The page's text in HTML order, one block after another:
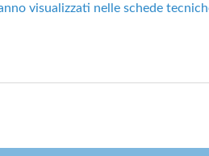
visualizzati nelle schede